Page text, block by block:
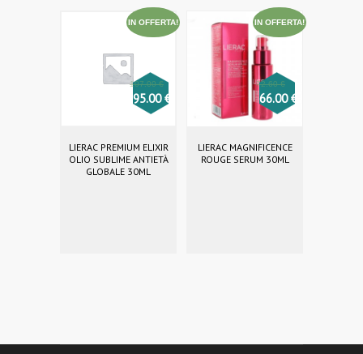
IN OFFERTA!
LIERAC PREMIUM ELIXIR
OLIO SUBLIME ANTIETÀ
GLOBALE 30ML
107.00€
95.00€
IN OFFERTA!
LIERAC MAGNIFICENCE
ROUGE SERUM 30ML
72.60€
66.00€